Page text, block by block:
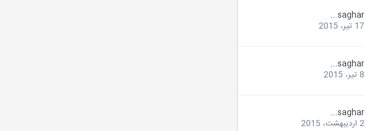
saghar...
17 تیر، 2015
saghar...
8 تیر، 2015
saghar...
2 اردیبهشت، 2015